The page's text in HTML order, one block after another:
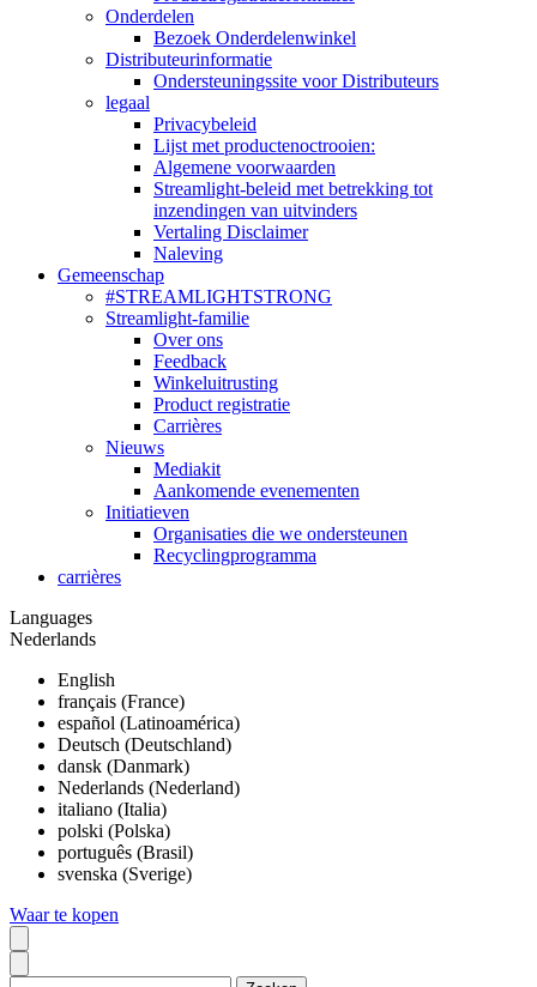
Onderdelen
Bezoek Onderdelenwinkel
Distributeurinformatie
Ondersteuningssite voor Distributeurs
legaal
Privacybeleid
Lijst met productenoctrooien:
Algemene voorwaarden
Streamlight-beleid met betrekking tot
inzendingen van uitvinders
Vertaling Disclaimer
Naleving
Gemeenschap
#STREAMLIGHTSTRONG
Streamlight-familie
Over ons
Feedback
Winkeluitrusting
Product registratie
Carrières
Nieuws
Mediakit
Aankomende evenementen
Initiatieven
Organisaties die we ondersteunen
Recyclingprogramma
carrières
Languages
Nederlands
English
français (France)
español (Latinoamérica)
Deutsch (Deutschland)
dansk (Danmark)
Nederlands (Nederland)
italiano (Italia)
polski (Polska)
português (Brasil)
svenska (Sverige)
Waar te kopen